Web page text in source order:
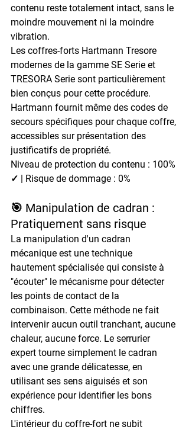
contenu reste totalement intact, sans le
moindre mouvement ni la moindre
vibration.
Les coffres-forts Hartmann Tresore
modernes de la gamme SE Serie et
TRESORA Serie sont particulièrement
bien conçus pour cette procédure.
Hartmann fournit même des codes de
secours spécifiques pour chaque coffre,
accessibles sur présentation des
justificatifs de propriété.
Niveau de protection du contenu : 100%
✓ | Risque de dommage : 0%
🎯 Manipulation de cadran :
Pratiquement sans risque
La manipulation d'un cadran
mécanique est une technique
hautement spécialisée qui consiste à
"écouter" le mécanisme pour détecter
les points de contact de la
combinaison. Cette méthode ne fait
intervenir aucun outil tranchant, aucune
chaleur, aucune force. Le serrurier
expert tourne simplement le cadran
avec une grande délicatesse, en
utilisant ses sens aiguisés et son
expérience pour identifier les bons
chiffres.
L'intérieur du coffre-fort ne subit